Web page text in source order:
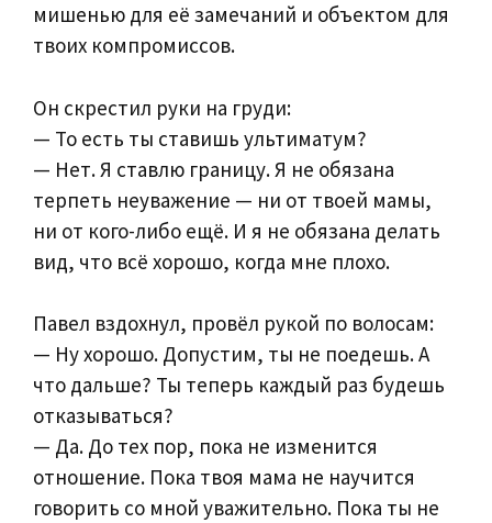
мишенью для её замечаний и объектом для
твоих компромиссов.
Он скрестил руки на груди:
— То есть ты ставишь ультиматум?
— Нет. Я ставлю границу. Я не обязана
терпеть неуважение — ни от твоей мамы,
ни от кого-либо ещё. И я не обязана делать
вид, что всё хорошо, когда мне плохо.
Павел вздохнул, провёл рукой по волосам:
— Ну хорошо. Допустим, ты не поедешь. А
что дальше? Ты теперь каждый раз будешь
отказываться?
— Да. До тех пор, пока не изменится
отношение. Пока твоя мама не научится
говорить со мной уважительно. Пока ты не